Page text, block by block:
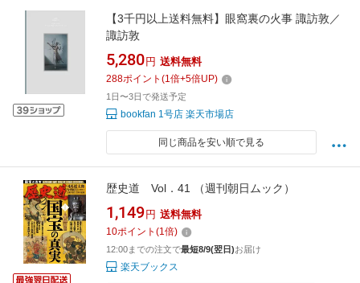
【3千円以上送料無料】眼窩裏の火事 諏訪敦／
諏訪敦
5,280 円 送料無料
288ポイント (1倍+5倍UP)
1日〜3日で発送予定
bookfan 1号店 楽天市場店
同じ商品を安い順で見る
歴史道 Vol．41 （週刊朝日ムック）
1,149 円 送料無料
10ポイント (1倍)
12:00までの注文で最短8/9(翌日)お届け
楽天ブックス